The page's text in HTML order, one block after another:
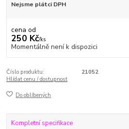
Nejsme plátci DPH
cena od
250 Kč/ks
Momentálně není k dispozici
Číslo produktu:
21052
Hlídat cenu / dostupnost
Do oblíbených
Kompletní specifikace